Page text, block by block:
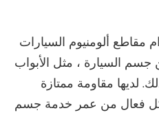
مقاطع ألومنيوم السيارات
جسم السيارة ، مثل الأبواب
لديها مقاومة ممتازة
فعال من عمر خدمة جسم